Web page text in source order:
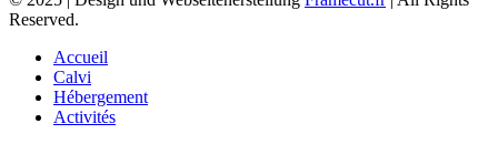
Reserved.
Accueil
Calvi
Hébergement
Activités